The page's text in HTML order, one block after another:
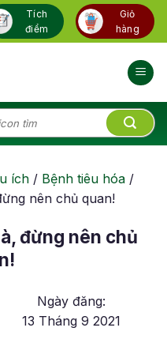
Tích
điểm
Giỏ
hàng
ích/ Bệnh tiêu hóa/
nên chủ quan!
đừng nên chủ
Ngày đăng:
13 Tháng 9 2021